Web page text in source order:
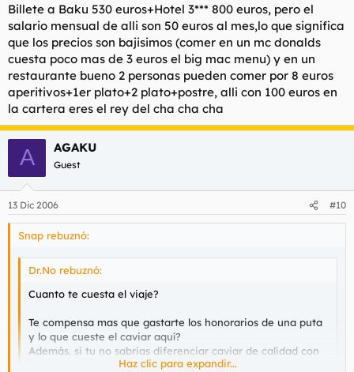
Billete a Baku 530 euros+Hotel 3*** 800 euros, pero el
salario mensual de alli son 50 euros al mes,lo que significa
que los precios son bajisimos (comer en un mc donalds
cuesta poco mas de 3 euros el big mac menu) y en un
restaurante bueno 2 personas pueden comer por 8 euros
aperitivos+1er plato+2 plato+postre, alli con 100 euros en
la cartera eres el rey del cha cha cha
A AGAKU
Guest
13 Dic 2006 #10
Snap rebuznó:
Dr.No rebuznó:
Cuanto te cuesta el viaje?
Te compensa mas que gastarte los honorarios de una puta
y lo que cueste el caviar aquí?
Además. si tu no sabrias diferenciar caviar de calidad con
huevas de abadejo.Haz clic para expandir...